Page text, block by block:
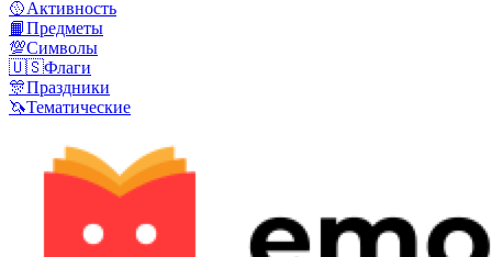
🥎Активность
📙Предметы
💯Символы
🇺🇸Флаги
🎊Праздники
🦄Тематические